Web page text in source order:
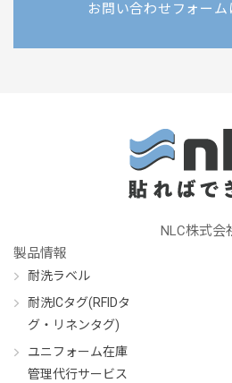
お問い合わせフォーム
NLC株式会
製品情報
耐洗ラベル
耐洗ICタグ(RFIDタ
グ・リネンタグ)
ユニフォーム在庫
管理代行サービス